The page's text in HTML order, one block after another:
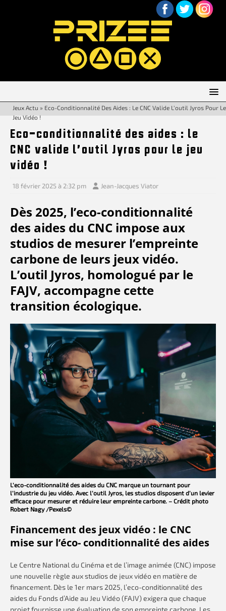
Jeux Actu » Eco-Conditionnalité Des Aides : Le CNC Valide L’outil Jyros Pour Le
Jeu Vidéo !
Eco-conditionnalité des aides : le
CNC valide l’outil Jyros pour le jeu
vidéo !
18 février 2025 à 2:32 pm Jean-Jacques Viator
Dès 2025, l’eco-conditionnalité
des aides du CNC impose aux
studios de mesurer l’empreinte
carbone de leurs jeux vidéo.
L’outil Jyros, homologué par le
FAJV, accompagne cette
transition écologique.
L’eco-conditionnalité des aides du CNC marque un tournant pour
l’industrie du jeu vidéo. Avec l’outil Jyros, les studios disposent d’un levier
efficace pour mesurer et réduire leur empreinte carbone. – Crédit photo
Robert Nagy /Pexels©
Financement des jeux vidéo : le CNC
mise sur l’éco- conditionnalité des aides
Le Centre National du Cinéma et de l’image animée (CNC) impose
une nouvelle règle aux studios de jeux vidéo en matière de
financement. Dès le 1er mars 2025, l’eco-conditionnalité des
aides du Fonds d’Aide au Jeu Vidéo (FAJV) exigera que chaque